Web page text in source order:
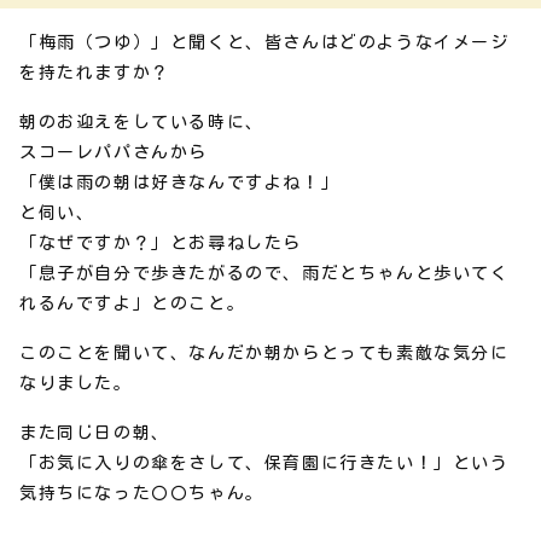
「梅雨（つゆ）」と聞くと、皆さんはどのようなイメージ
を持たれますか？
朝のお迎えをしている時に、
スコーレパパさんから
「僕は雨の朝は好きなんですよね！」
と伺い、
「なぜですか？」とお尋ねしたら
「息子が自分で歩きたがるので、雨だとちゃんと歩いてく
れるんですよ」とのこと。
このことを聞いて、なんだか朝からとっても素敵な気分に
なりました。
また同じ日の朝、
「お気に入りの傘をさして、保育園に行きたい！」という
気持ちになった〇〇ちゃん。